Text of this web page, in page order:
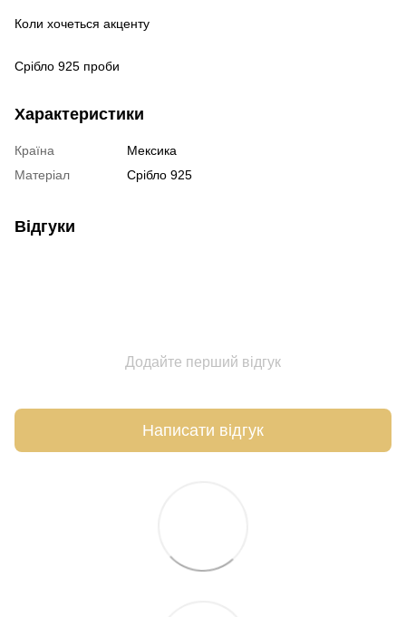
Коли хочеться акценту
Срібло 925 проби
Характеристики
Країна
Мексика
Матеріал
Срібло 925
Відгуки
Додайте перший відгук
Написати відгук